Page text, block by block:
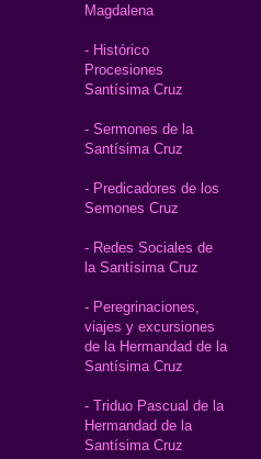
Magdalena
- Histórico
Procesiones
Santísima Cruz
- Sermones de la
Santísima Cruz
- Predicadores de los
Semones Cruz
- Redes Sociales de
la Santísima Cruz
- Peregrinaciones,
viajes y excursiones
de la Hermandad de la
Santísima Cruz
- Triduo Pascual de la
Hermandad de la
Santísima Cruz